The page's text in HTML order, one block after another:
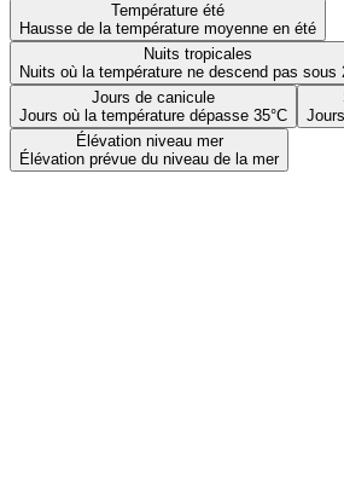
Température été
Hausse de la température moyenne en été
Nuits tropicales
Nuits où la température ne descend pas sous
Jours de canicule
Jours où la température dépasse 35°C
Élévation niveau mer
Élévation prévue du niveau de la mer